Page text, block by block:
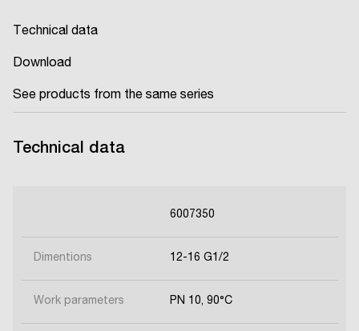
Technical data
Download
See products from the same series
Technical data
6007350
Dimentions 12-16 G1/2
Work parameters PN 10, 90°C